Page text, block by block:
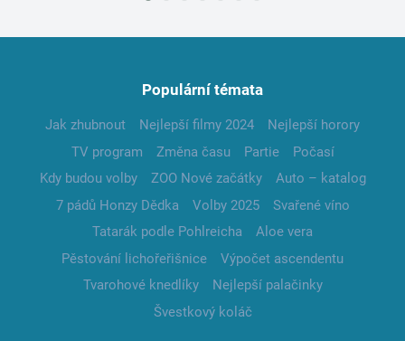
Populární témata
Jak zhubnout Nejlepší filmy 2024
Nejlepší horory
TV program
Změna času Partie
Počasí
Kdy budou volby
ZOO Nové začátky
Auto – katalog
7 pádů Honzy Dědka
Volby 2025
Svařené víno
Tatarák podle Pohlreicha
Aloe vera
Pěstování lichořeřišnice
Výpočet ascendentu
Tvarohové knedlíky
Nejlepší palačinky
Švestkový koláč